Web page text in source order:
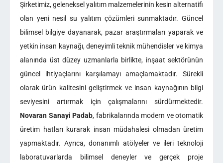
Şirketimiz, geleneksel yalıtım malzemelerinin kesin alternatifi
olan yeni nesil su yalıtım çözümleri sunmaktadır. Güncel
bilimsel bilgiye dayanarak, pazar araştırmaları yaparak ve
yetkin insan kaynağı, deneyimli teknik mühendisler ve kimya
alanında üst düzey uzmanlarla birlikte, inşaat sektörünün
güncel ihtiyaçlarını karşılamayı amaçlamaktadır. Sürekli
olarak ürün kalitesini geliştirmek ve insan kaynağının bilgi
seviyesini artırmak için çalışmalarını sürdürmektedir.
Novaran Sanayi Padab, fabrikalarında modern ve otomatik
üretim hatları kurarak insan müdahalesi olmadan üretim
yapmaktadır. Ayrıca, donanımlı atölyeler ve ileri teknoloji
laboratuvarlarda bilimsel deneyler ve gerçek proje